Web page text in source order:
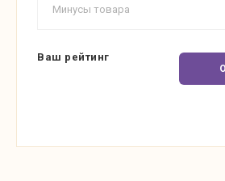
Ваш рейтинг